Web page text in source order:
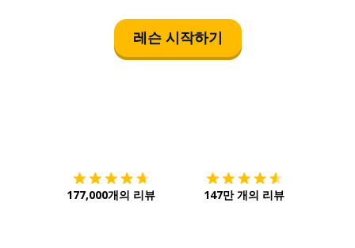
레슨 시작하기
177,000개의 리뷰 147만 개의 리뷰